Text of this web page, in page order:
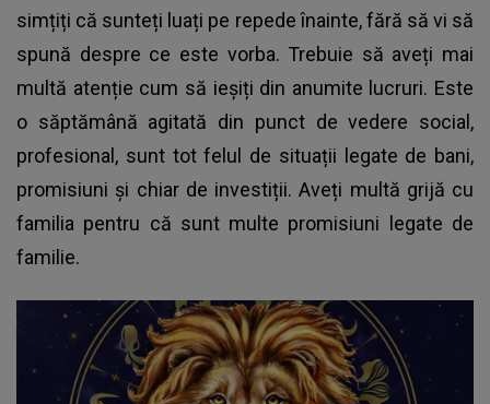
simțiți că sunteți luați pe repede înainte, fără să vi să
spună despre ce este vorba. Trebuie să aveți mai
multă atenție cum să ieșiți din anumite lucruri. Este
o săptămână agitată din punct de vedere social,
profesional, sunt tot felul de situații legate de bani,
promisiuni și chiar de investiții. Aveți multă grijă cu
familia pentru că sunt multe promisiuni legate de
familie.